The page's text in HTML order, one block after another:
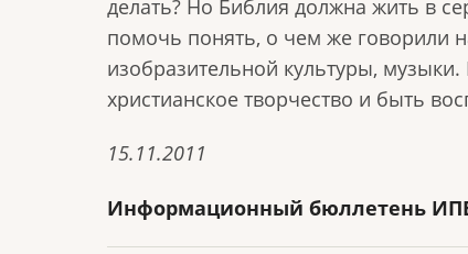
делать? Но Библия должна жить в
помочь понять, о чем же говорили
изобразительной культуры,
христианское творчество и быть
15.11.2011
Информационный бюллетень